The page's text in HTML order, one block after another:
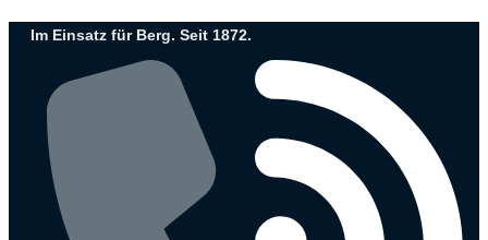
InhaltIm Einsatz für Berg. Seit 1872.